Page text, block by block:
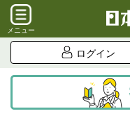
メニュー
ログイン